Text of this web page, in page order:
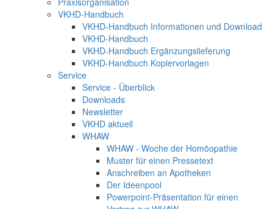
VKHD-Handbuch
VKHD-Handbuch Informationen und Download
VKHD-Handbuch
VKHD-Handbuch Ergänzungslieferung
VKHD-Handbuch Kopiervorlagen
Service
Service - Überblick
Downloads
Newsletter
VKHD aktuell
WHAW
WHAW - Woche der Homöopathie
Muster für einen Pressetext
Anschreiben an Apotheken
Der Ideenpool
Powerpoint-Präsentation für einen